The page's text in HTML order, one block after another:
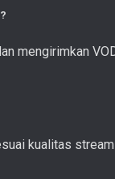
mengirimkan
kualitas stream